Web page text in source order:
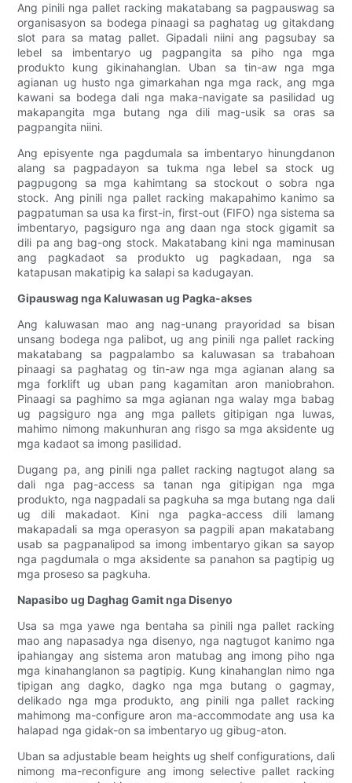
Ang pinili nga pallet racking makatabang sa pagpauswag sa
organisasyon sa bodega pinaagi sa paghatag ug gitakdang
slot para sa matag pallet. Gipadali niini ang pagsubay sa
lebel sa imbentaryo ug pagpangita sa piho nga mga
produkto kung gikinahanglan. Uban sa tin-aw nga mga
agianan ug husto nga gimarkahan nga mga rack, ang mga
kawani sa bodega dali nga maka-navigate sa pasilidad ug
makapangita mga butang nga dili mag-usik sa oras sa
pagpangita niini.
Ang episyente nga pagdumala sa imbentaryo hinungdanon
alang sa pagpadayon sa tukma nga lebel sa stock ug
pagpugong sa mga kahimtang sa stockout o sobra nga
stock. Ang pinili nga pallet racking makapahimo kanimo sa
pagpatuman sa usa ka first-in, first-out (FIFO) nga sistema sa
imbentaryo, pagsiguro nga ang daan nga stock gigamit sa
dili pa ang bag-ong stock. Makatabang kini nga maminusan
ang pagkadaot sa produkto ug pagkadaan, nga sa
katapusan makatipig ka salapi sa kadugayan.
Gipauswag nga Kaluwasan ug Pagka-akses
Ang kaluwasan mao ang nag-unang prayoridad sa bisan
unsang bodega nga palibot, ug ang pinili nga pallet racking
makatabang sa pagpalambo sa kaluwasan sa trabahoan
pinaagi sa paghatag og tin-aw nga mga agianan alang sa
mga forklift ug uban pang kagamitan aron maniobrahon.
Pinaagi sa paghimo sa mga agianan nga walay mga babag
ug pagsiguro nga ang mga pallets gitipigan nga luwas,
mahimo nimong makunhuran ang risgo sa mga aksidente ug
mga kadaot sa imong pasilidad.
Dugang pa, ang pinili nga pallet racking nagtugot alang sa
dali nga pag-access sa tanan nga gitipigan nga mga
produkto, nga nagpadali sa pagkuha sa mga butang nga dali
ug dili makadaot. Kini nga pagka-access dili lamang
makapadali sa mga operasyon sa pagpili apan makatabang
usab sa pagpanalipod sa imong imbentaryo gikan sa sayop
nga pagdumala o mga aksidente sa panahon sa pagtipig ug
mga proseso sa pagkuha.
Napasibo ug Daghag Gamit nga Disenyo
Usa sa mga yawe nga bentaha sa pinili nga pallet racking
mao ang napasadya nga disenyo, nga nagtugot kanimo nga
ipahiangay ang sistema aron matubag ang imong piho nga
mga kinahanglanon sa pagtipig. Kung kinahanglan nimo nga
tipigan ang dagko, dagko nga mga butang o gagmay,
delikado nga mga produkto, ang pinili nga pallet racking
mahimong ma-configure aron ma-accommodate ang usa ka
halapad nga gidak-on sa imbentaryo ug gibug-aton.
Uban sa adjustable beam heights ug shelf configurations, dali
nimong ma-reconfigure ang imong selective pallet racking